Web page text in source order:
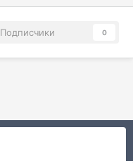
Подписчики 0